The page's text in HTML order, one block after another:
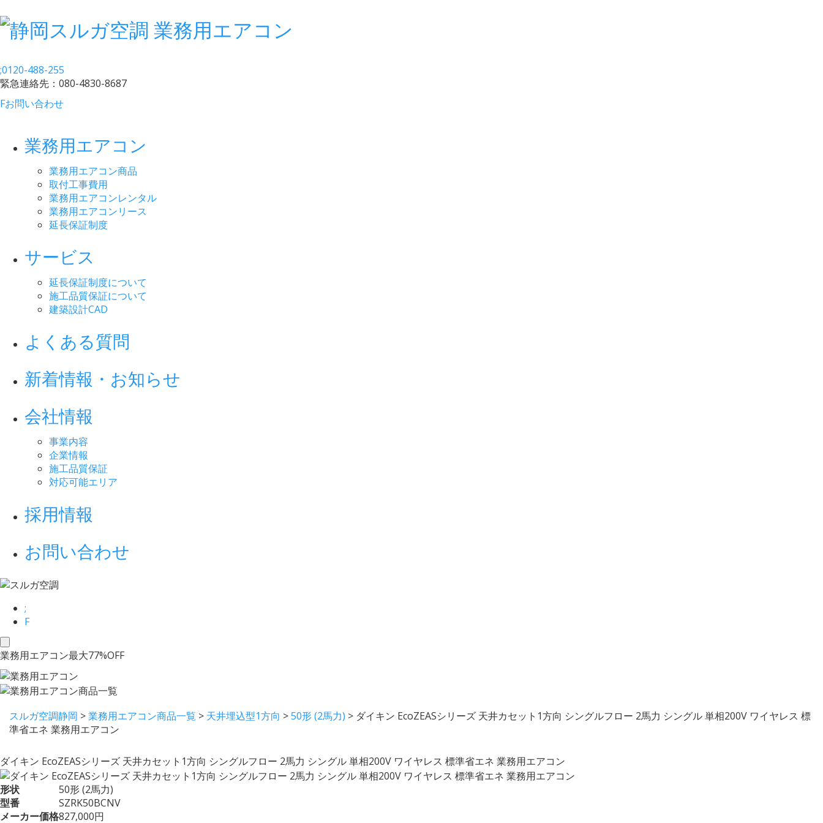
;0120-488-255
緊急連絡先： 080-4830-8687
Fお問い合わせ
業務用エアコン
業務用エアコン商品
取付工事費用
業務用エアコンレンタル
業務用エアコンリース
延長保証制度
サービス
延長保証制度について
施工品質保証について
建築設計CAD
よくある質問
新着情報・お知らせ
会社情報
事業内容
企業情報
施工品質保証
対応可能エリア
採用情報
お問い合わせ
;
F
toggle
navigation
業務用エアコン最大77%OFF
スルガ空調静岡 >業務用エアコン商品一覧 > 天井埋込型1方向 >50形 (2馬力) > ダイキン EcoZEASシリーズ 天井カセット1方向 シングルフロー 2馬力 シングル 単相200V ワイヤレス 標
準省エネ 業務用エアコン
ダイキン EcoZEASシリーズ 天井カセット1方向 シングルフロー 2馬力 シングル 単相200V ワイヤレス 標準省エネ 業務用エアコン
形状
50形 (2馬力)
型番
SZRK50BCNV
メーカー価格827,000円